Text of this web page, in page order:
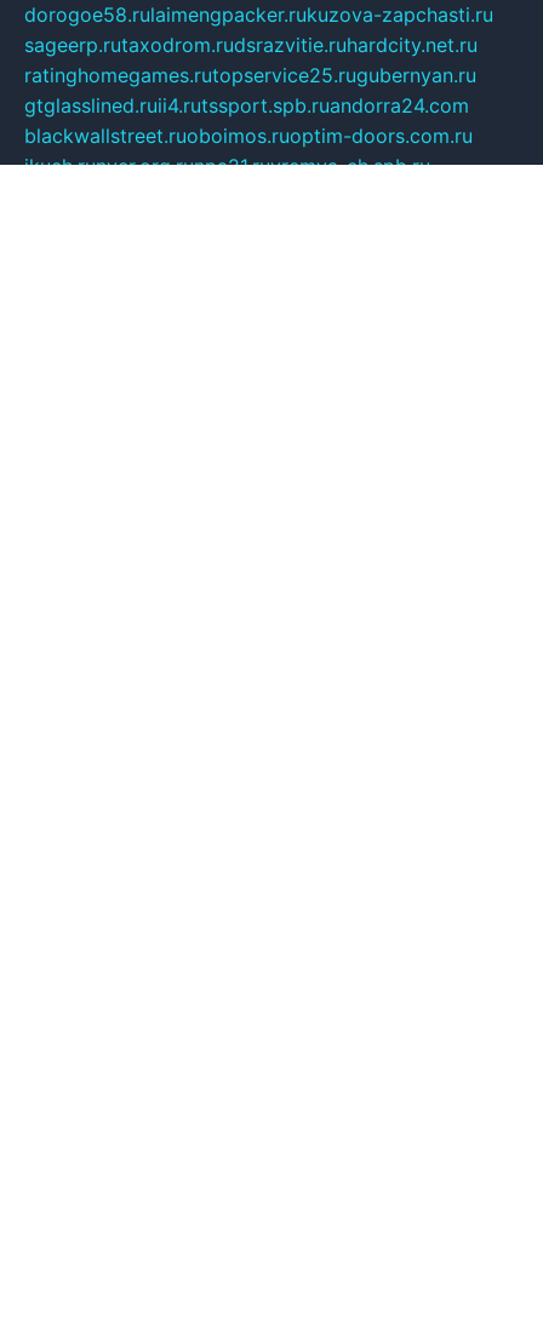
dorogoe58.rulaimengpacker.rukuzova-zapchasti.ru
sageerp.rutaxodrom.rudsrazvitie.ruhardcity.net.ru
ratinghomegames.rutopservice25.rugubernyan.ru
gtglasslined.ruii4.rutssport.spb.ruandorra24.com
blackwallstreet.ruoboimos.ruoptim-doors.com.ru
ikuch.runycr.org.runpa21.ruvremya-ch.spb.ru